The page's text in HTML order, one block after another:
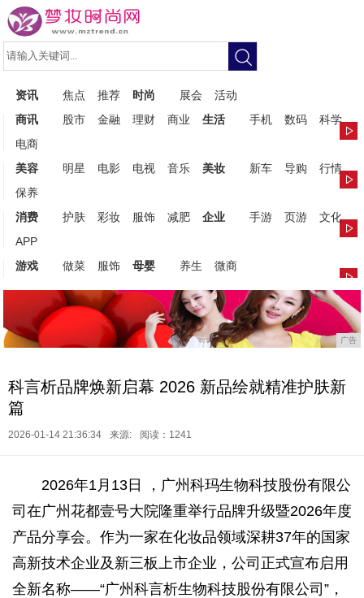
资讯 焦点 推荐 时尚 展会
活动
商讯
股市 金融 理财 商业 生活 手机 数码
科学
电商
美容
明星 电影 电视 音乐 美妆 新车 导购
行情
保养
消费
护肤 彩妆 服饰 减肥 企业 手游 页游
文化
APP
游戏
做菜 服饰 母婴 养生 微商
广告
科言析品牌焕新启幕 2026 新品绘就精准护肤新
篇
2026-01-14 21:36:34 来源: 阅读：1241
2026年1月13日 ，广州科玛生物科技股份有限公
司在广州花都壹号大院隆重举行品牌升级暨2026年度
产品分享会。作为一家在化妆品领域深耕37年的国家
高新技术企业及新三板上市企业，公司正式宣布启用
全新名称——“广州科言析生物科技股份有限公司”，